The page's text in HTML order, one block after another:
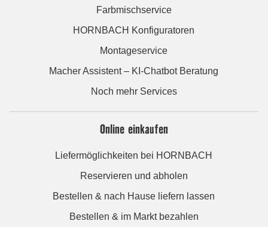
Farbmischservice
HORNBACH Konfiguratoren
Montageservice
Macher Assistent – KI-Chatbot Beratung
Noch mehr Services
Online einkaufen
Liefermöglichkeiten bei HORNBACH
Reservieren und abholen
Bestellen & nach Hause liefern lassen
Bestellen & im Markt bezahlen